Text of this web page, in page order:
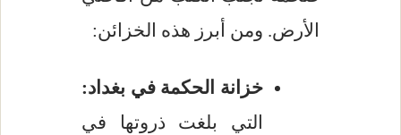
الأرض. ومن أبرز هذه الخزائن:
خزانة الحكمة في بغداد:
التي بلغت ذروتها في